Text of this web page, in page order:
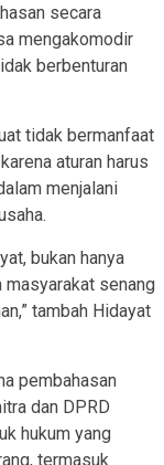
secara
mengakomodir
berbenturan
tidak bermanfaat
aturan harus
menjalani
bukan hanya
masyarakat senang
tambah Hidayat
pembahasan
dan DPRD
hukum yang
termasuk